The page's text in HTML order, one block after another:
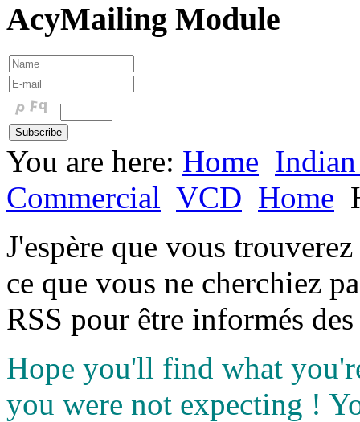
AcyMailing Module
You are here: Home
Commercial VCD Home
J'espère que vous
ce que vous ne cherchiez
RSS pour être informés
Hope you'll find what
you were not expecting !